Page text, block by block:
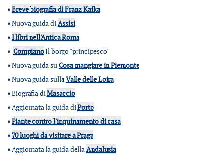
•Breve biografia di Franz Kafka
•Nuova guida diAssisi
•I libri nell'Antica Roma
• CompianoIl borgo "principesco"
•Nuova guida suCosa mangiare in Piemonte
•Nuova guida sullaValle delle Loira
•Biografia diMasaccio
•Aggiornata la guida diPorto
•Piante contro l'inquinamento di casa
• 70 luoghi da visitare a Praga
•Aggiornata la guida dellaAndalusia